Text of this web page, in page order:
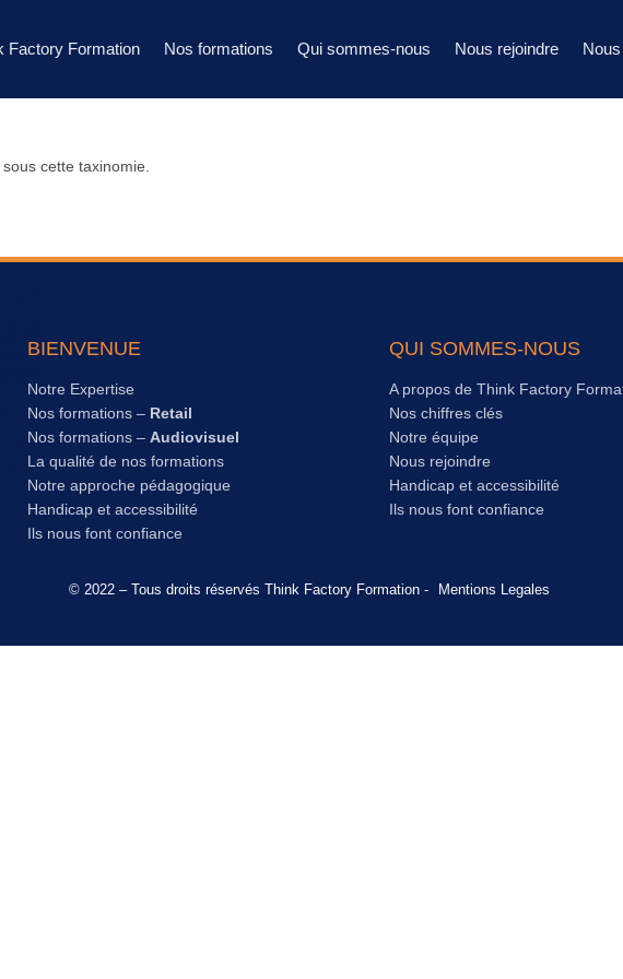
Factory Formation Nos formations Qui sommes-nous Nous rejoindre
cette taxinomie.
BIENVENUE
Notre Expertise
Nos formations – Retail
Nos formations – Audiovisuel
La qualité de nos formations
Notre approche pédagogique
Handicap et accessibilité
Ils nous font confiance
QUI SOMMES-NOUS
A propos de Think Factory
Nos chiffres clés
Notre équipe
Nous rejoindre
Handicap et accessibilité
Ils nous font confiance
© 2022 – Tous droits réservés Think Factory Formation - Mentions Legales